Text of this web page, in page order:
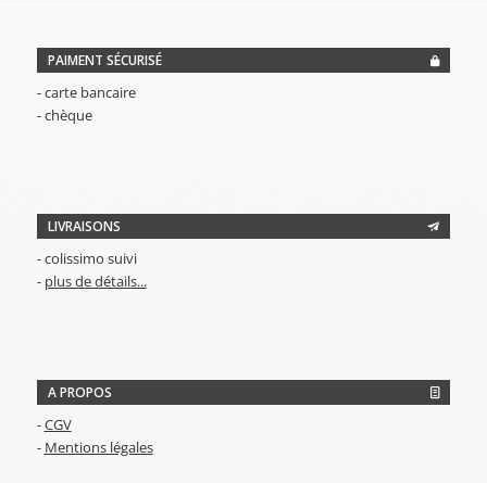
PAIMENT SÉCURISÉ
- carte bancaire
- chèque
LIVRAISONS
- colissimo suivi
- plus de détails...
A PROPOS
-CGV
- Mentions légales